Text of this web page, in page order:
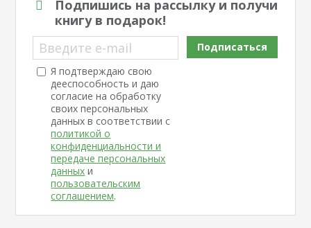
Подпишись на рассылку и получи
книгу в подарок!
Введите e-mail
Я подтверждаю свою
дееспособность и даю
согласие на обработку
своих персональных
данных в соответствии с
политикой о
конфиденциальности и
передаче персональных
данных и
пользовательским
соглашением.
Подписаться